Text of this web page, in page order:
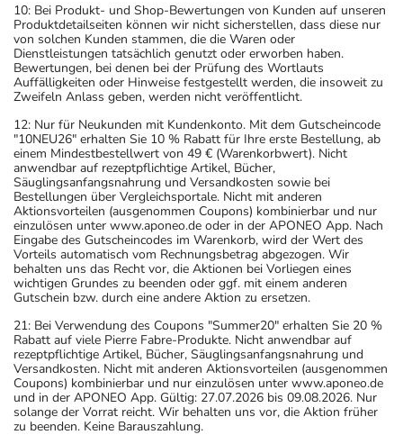
10: Bei Produkt- und Shop-Bewertungen von Kunden auf unseren
Produktdetailseiten können wir nicht sicherstellen, dass diese nur
von solchen Kunden stammen, die die Waren oder
Dienstleistungen tatsächlich genutzt oder erworben haben.
Bewertungen, bei denen bei der Prüfung des Wortlauts
Auffälligkeiten oder Hinweise festgestellt werden, die insoweit zu
Zweifeln Anlass geben, werden nicht veröffentlicht.
12: Nur für Neukunden mit Kundenkonto. Mit dem Gutscheincode
"10NEU26" erhalten Sie 10 % Rabatt für Ihre erste Bestellung, ab
einem Mindestbestellwert von 49 € (Warenkorbwert). Nicht
anwendbar auf rezeptpflichtige Artikel, Bücher,
Säuglingsanfangsnahrung und Versandkosten sowie bei
Bestellungen über Vergleichsportale. Nicht mit anderen
Aktionsvorteilen (ausgenommen Coupons) kombinierbar und nur
einzulösen unter www.aponeo.de oder in der APONEO App. Nach
Eingabe des Gutscheincodes im Warenkorb, wird der Wert des
Vorteils automatisch vom Rechnungsbetrag abgezogen. Wir
behalten uns das Recht vor, die Aktionen bei Vorliegen eines
wichtigen Grundes zu beenden oder ggf. mit einem anderen
Gutschein bzw. durch eine andere Aktion zu ersetzen.
21: Bei Verwendung des Coupons "Summer20" erhalten Sie 20 %
Rabatt auf viele Pierre Fabre-Produkte. Nicht anwendbar auf
rezeptpflichtige Artikel, Bücher, Säuglingsanfangsnahrung und
Versandkosten. Nicht mit anderen Aktionsvorteilen (ausgenommen
Coupons) kombinierbar und nur einzulösen unter www.aponeo.de
und in der APONEO App. Gültig: 27.07.2026 bis 09.08.2026. Nur
solange der Vorrat reicht. Wir behalten uns vor, die Aktion früher
zu beenden. Keine Barauszahlung.